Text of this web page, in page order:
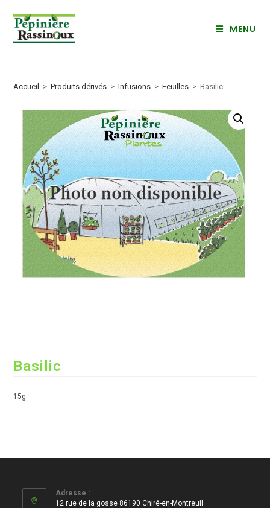
content
MENU
Accueil > Produits dérivés > Infusions > Feuilles > Basilic
Basilic
15g
Adresse :
12 rue de la gosse 86190 Chiré-en-Montreuil